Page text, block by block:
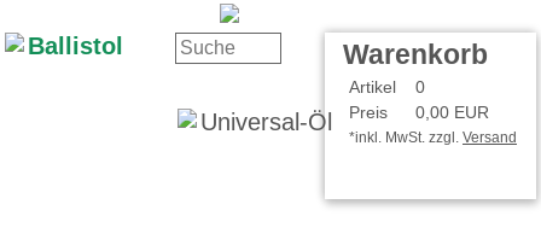
Warenkorb
Artikel
0
Preis
0,00 EUR
*inkl. MwSt. zzgl. Versand